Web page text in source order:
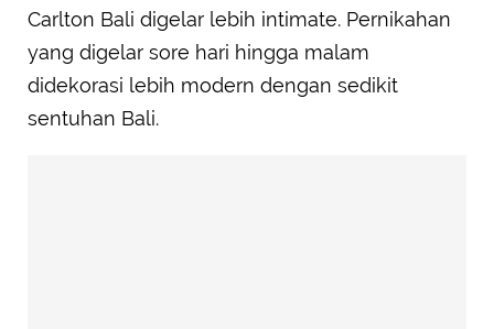
Carlton Bali digelar lebih intimate. Pernikahan
yang digelar sore hari hingga malam
didekorasi lebih modern dengan sedikit
sentuhan Bali.